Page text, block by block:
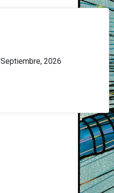
Septiembre, 2026